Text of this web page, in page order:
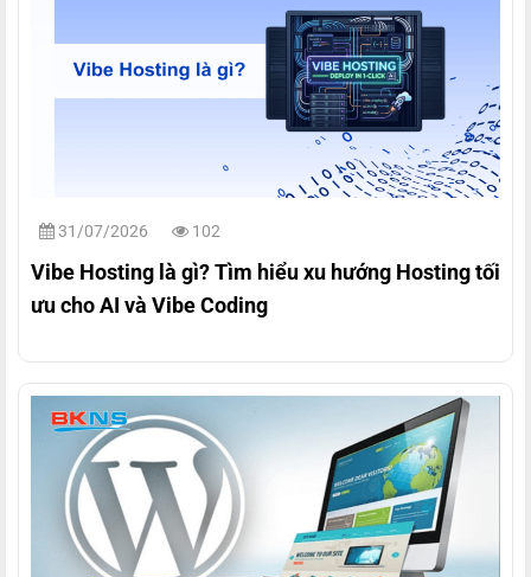
31/07/2026 102
Vibe Hosting là gì? Tìm hiểu xu hướng Hosting tối
ưu cho AI và Vibe Coding